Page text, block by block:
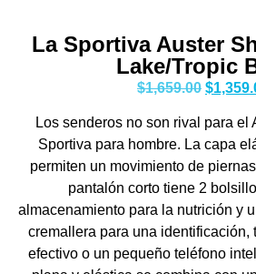
La Sportiva Auster
Lake/Tropic
$1,659.00 $
Los senderos no son rival para el
Sportiva para hombre. La capa
permiten un movimiento de
pantalón corto tiene 2
almacenamiento para la nutrición y
cremallera para una identificación,
efectivo o un pequeño teléfono